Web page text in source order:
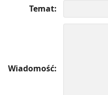
Temat
Wiadomość